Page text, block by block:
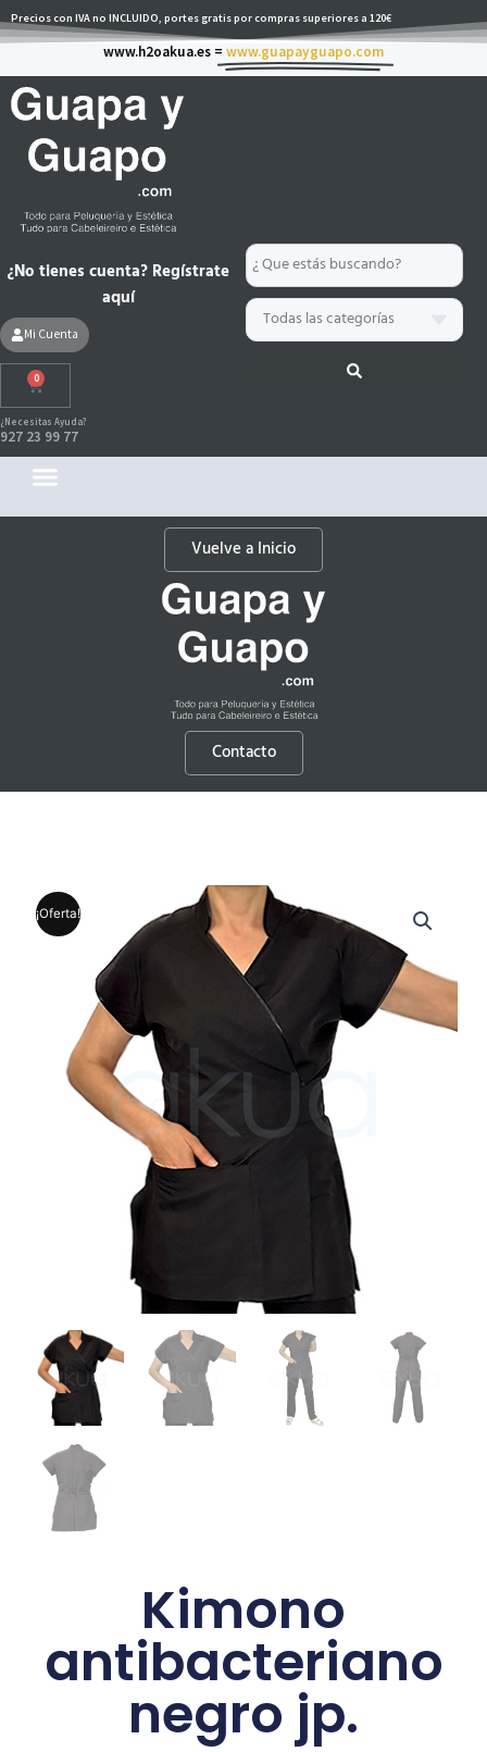
al
Precios con IVA no INCLUIDO, portes gratis por compras superiores a 120€
www.h2oakua.es = www.guapayguapo.com
Search
...
¿No tienes cuenta? Regístrate
aquí
Mi Cuenta
0
Carrito
¿Necesitas Ayuda?
927 23 99 77
Vuelve a Inicio
Contacto
¡Oferta!
Kimono
antibacteriano
negro jp.